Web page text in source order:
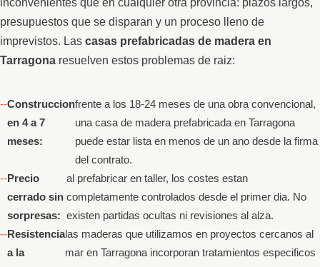
inconvenientes que en cualquier otra provincia: plazos largos,
presupuestos que se disparan y un proceso lleno de
imprevistos. Las casas prefabricadas de madera en
Tarragona resuelven estos problemas de raiz:
Construccion
en 4 a 7
meses:
frente a los 18-24 meses de una obra convencional,
una casa de madera prefabricada en Tarragona
puede estar lista en menos de un ano desde la firma
del contrato.
Precio
cerrado sin
sorpresas:
al prefabricar en taller, los costes estan
completamente controlados desde el primer dia. No
existen partidas ocultas ni revisiones al alza.
Resistencia
a la
las maderas que utilizamos en proyectos cercanos al
mar en Tarragona incorporan tratamientos especificos